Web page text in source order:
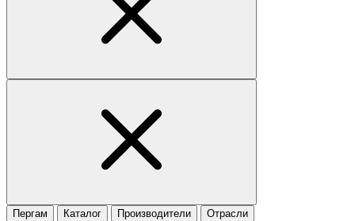
Пергам Каталог Производители Отрасли